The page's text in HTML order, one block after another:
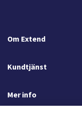
Om Extend
Kundtjänst
Mer info